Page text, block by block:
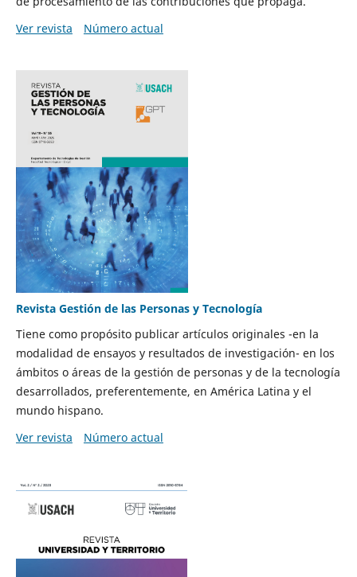
Ver revista
Número actual
Revista Gestión de las Personas y Tecnología
Tiene como propósito publicar artículos originales -en la
modalidad de ensayos y resultados de investigación- en los
ámbitos o áreas de la gestión de personas y de la tecnología
desarrollados, preferentemente, en América Latina y el
mundo hispano.
Ver revista
Número actual